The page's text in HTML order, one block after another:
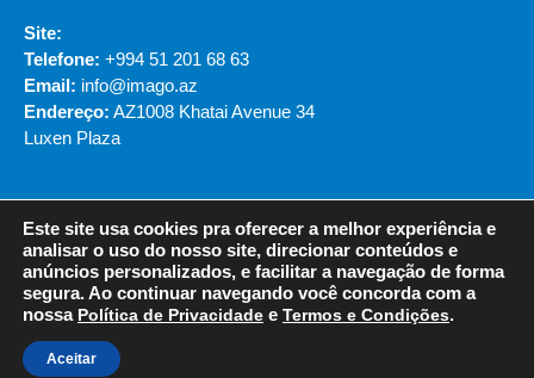
Site:
Telefone: +994 51 201 68 63
Email: info@imago.az
Endereço: AZ1008 Khatai Avenue 34
Luxen Plaza
© 2020 - NIDEK DO BRASIL
Política de Privacidade Termos e Condições
Este site usa cookies pra oferecer a melhor experiência e
analisar o uso do nosso site, direcionar conteúdos e
anúncios personalizados, e facilitar a navegação de forma
segura. Ao continuar navegando você concorda com a
nossa Política de Privacidade e Termos e Condições.
Aceitar